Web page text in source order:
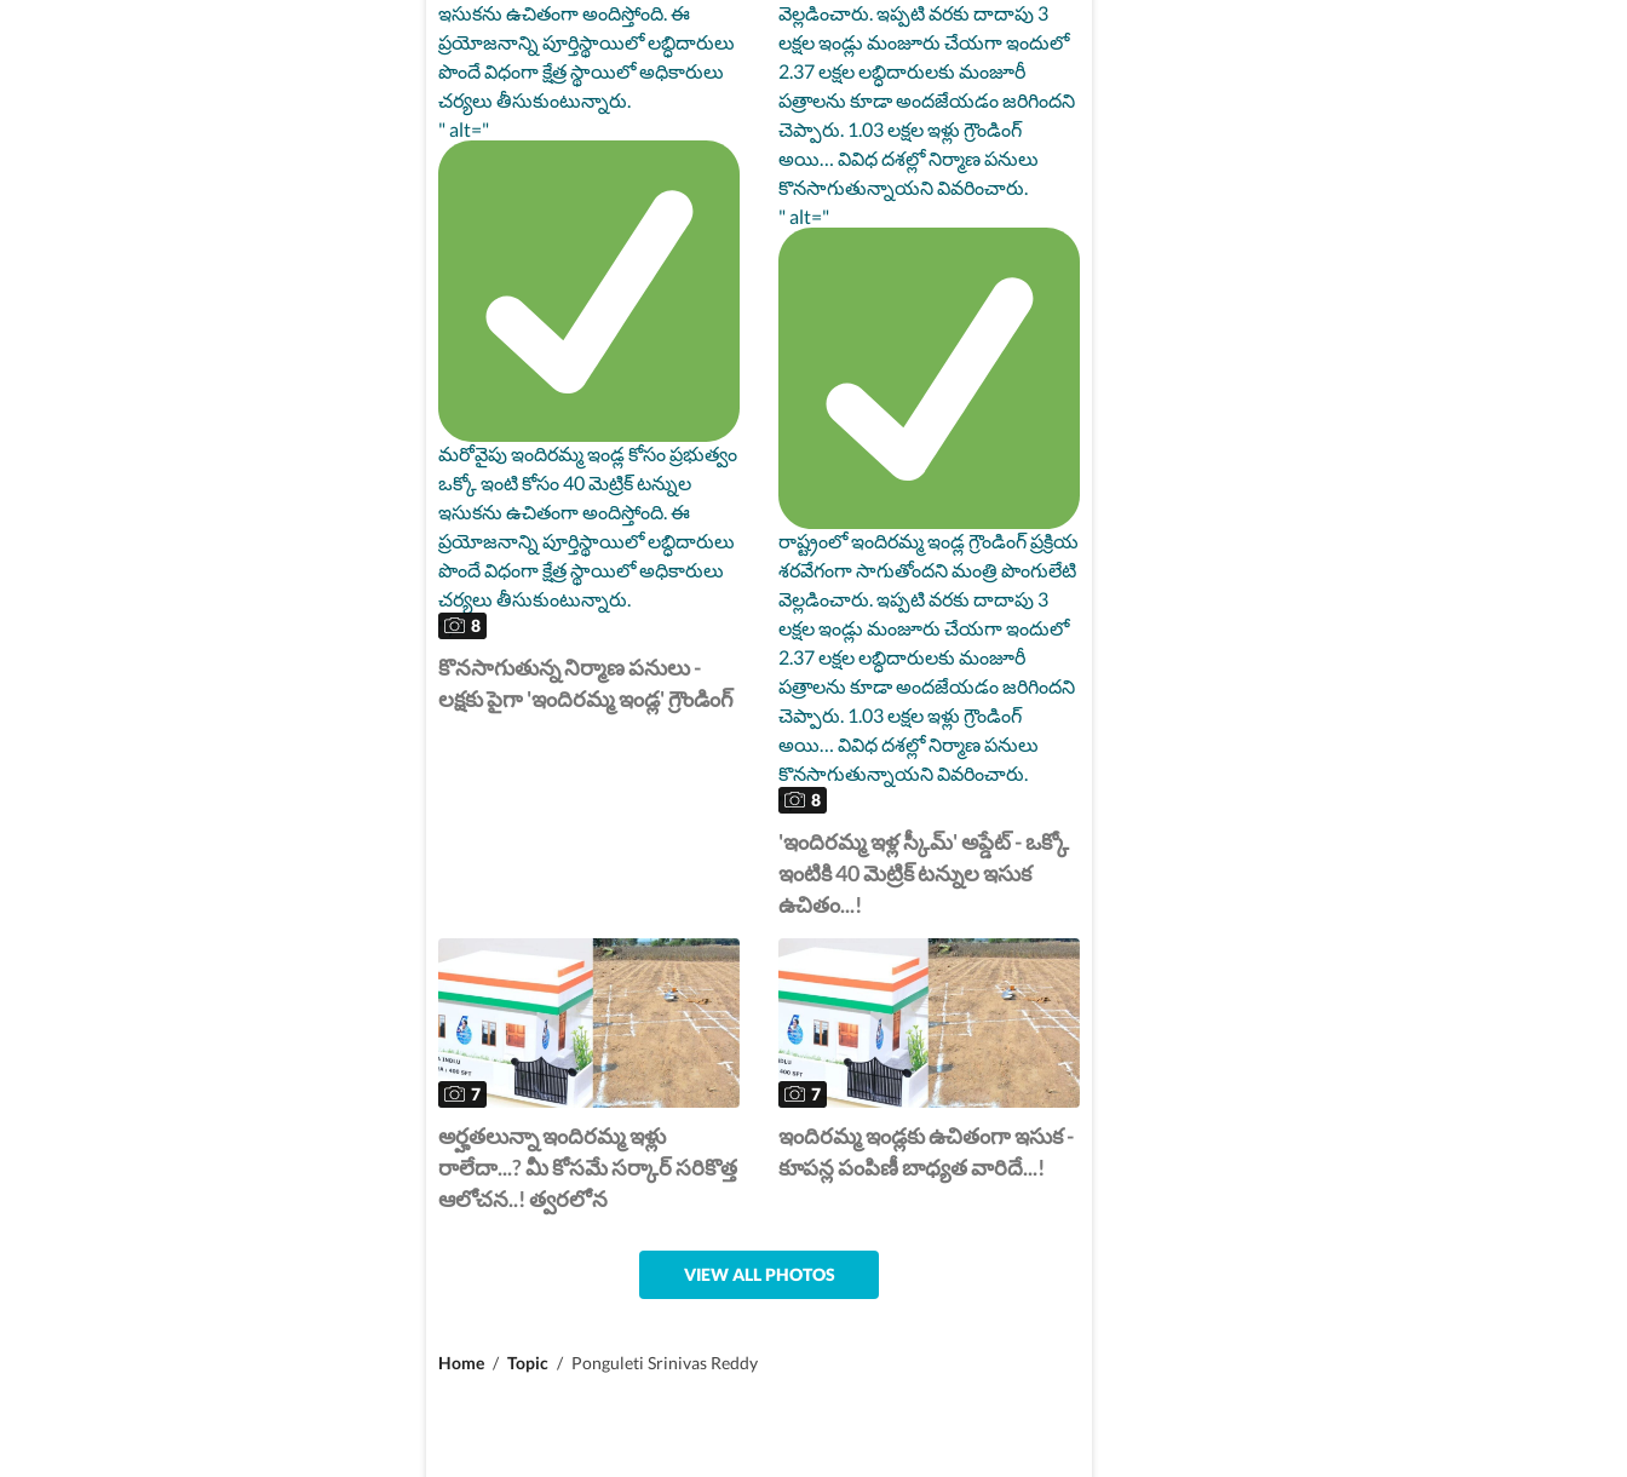
ఇసుకను ఉచితంగా అందిస్తోంది. ఈ
ప్రయోజనాన్ని పూర్తిస్థాయిలో లబ్ధిదారులు
పొందే విధంగా క్షేత్ర స్థాయిలో అధికారులు
చర్యలు తీసుకుంటున్నారు.
" alt="
మరోవైపు ఇందిరమ్మ ఇండ్ల కోసం ప్రభుత్వం
ఒక్కో ఇంటి కోసం 40 మెట్రిక్ టన్నుల
ఇసుకను ఉచితంగా అందిస్తోంది. ఈ
ప్రయోజనాన్ని పూర్తిస్థాయిలో లబ్ధిదారులు
పొందే విధంగా క్షేత్ర స్థాయిలో అధికారులు
చర్యలు తీసుకుంటున్నారు.
" /> 8
కొనసాగుతున్న నిర్మాణ పనులు -
లక్షకు పైగా 'ఇందిరమ్మ ఇండ్ల' గ్రౌండింగ్
వెల్లడించారు. ఇప్పటి వరకు దాదాపు 3
లక్షల ఇండ్లు మంజూరు చేయగా ఇందులో
2.37 లక్షల లబ్ధిదారులకు మంజూరీ
పత్రాలను కూడా అందజేయడం జరిగిందని
చెప్పారు. 1.03 లక్షల ఇళ్లు గ్రౌండింగ్
అయి… వివిధ దశల్లో నిర్మాణ పనులు
కొనసాగుతున్నాయని వివరించారు.
" alt="
రాష్ట్రంలో ఇందిరమ్మ ఇండ్ల గ్రౌండింగ్ ప్రక్రియ
శరవేగంగా సాగుతోందని మంత్రి పొంగులేటి
వెల్లడించారు. ఇప్పటి వరకు దాదాపు 3
లక్షల ఇండ్లు మంజూరు చేయగా ఇందులో
2.37 లక్షల లబ్ధిదారులకు మంజూరీ
పత్రాలను కూడా అందజేయడం జరిగిందని
చెప్పారు. 1.03 లక్షల ఇళ్లు గ్రౌండింగ్
అయి… వివిధ దశల్లో నిర్మాణ పనులు
కొనసాగుతున్నాయని వివరించారు.
" /> 8
'ఇందిరమ్మ ఇళ్ల స్కీమ్' అప్డేట్ - ఒక్కో
ఇంటికి 40 మెట్రిక్ టన్నుల ఇసుక
ఉచితం...!
7
అర్హతలున్నా ఇందిరమ్మ ఇళ్లు
రాలేదా...? మీ కోసమే సర్కార్ సరికొత్త
ఆలోచన..! త్వరలోన
7
ఇందిర‌మ్మ ఇండ్ల‌కు ఉచితంగా ఇసుక‌ -
కూప‌న్ల పంపిణీ బాధ్య‌త‌ వారిదే...!
VIEW ALL PHOTOS
Home / Topic / Ponguleti Srinivas Reddy